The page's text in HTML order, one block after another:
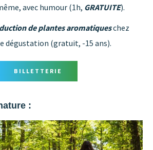
avec humour (1h, GRATUITE).
de plantes aromatiqueschez
dégustation (gratuit, -15 ans).
BILLETTERIE
: